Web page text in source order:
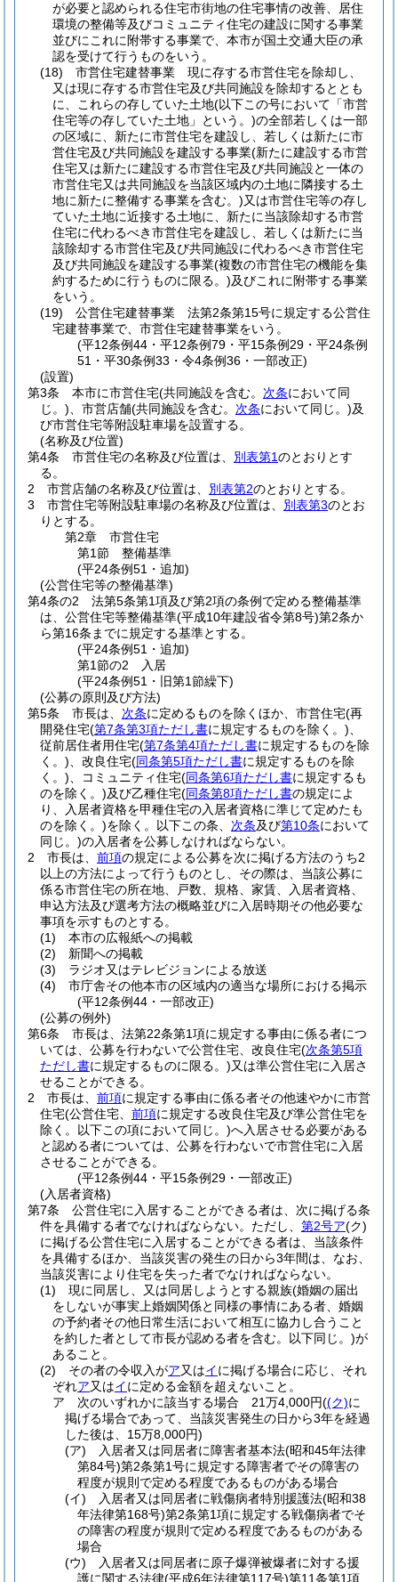
が必要と認められる住宅市街地の住宅事情の改善、居住
環境の整備等及びコミュニティ住宅の建設に関する事業
並びにこれに附帯する事業で、本市が国土交通大臣の承
認を受けて行うものをいう。
(18)
市営住宅建替事業 現に存する市営住宅を除却し、
又は現に存する市営住宅及び共同施設を除却するととも
に、これらの存していた土地(以下この号において「市営
住宅等の存していた土地」という。)の全部若しくは一部
の区域に、新たに市営住宅を建設し、若しくは新たに市
営住宅及び共同施設を建設する事業(新たに建設する市営
住宅又は新たに建設する市営住宅及び共同施設と一体の
市営住宅又は共同施設を当該区域内の土地に隣接する土
地に新たに整備する事業を含む。)又は市営住宅等の存し
ていた土地に近接する土地に、新たに当該除却する市営
住宅に代わるべき市営住宅を建設し、若しくは新たに当
該除却する市営住宅及び共同施設に代わるべき市営住宅
及び共同施設を建設する事業(複数の市営住宅の機能を集
約するために行うものに限る。)及びこれに附帯する事業
をいう。
(19)
公営住宅建替事業 法第2条第15号に規定する公営住
宅建替事業で、市営住宅建替事業をいう。
(平12条例44・平12条例79・平15条例29・平24条例
51・平30条例33・令4条例36・一部改正)
(設置)
第3条
本市に市営住宅(共同施設を含む。 次条において同
じ。) 、市営店舗(共同施設を含む。 次条において同じ。)及
び市営住宅等附設駐車場を設置する。
(名称及び位置)
第4条
市営住宅の名称及び位置は、 別表第1のとおりとす
る。
2
市営店舗の名称及び位置は、 別表第2のとおりとする。
3
市営住宅等附設駐車場の名称及び位置は、 別表第3のとお
りとする。
第2章
市営住宅
第1節
整備基準
(平24条例51・追加)
(公営住宅等の整備基準)
第4条の2
法第5条第1項及び第2項の条例で定める整備基準
は、公営住宅等整備基準(平成10年建設省令第8号)第2条か
ら第16条までに規定する基準とする。
(平24条例51・追加)
第1節の2
入居
(平24条例51・旧第1節繰下)
(公募の原則及び方法)
第5条
市長は、 次条に定めるものを除くほか、市営住宅(再
開発住宅(第7条第3項ただし書に規定するものを除く。)
従前居住者用住宅(第7条第4項ただし書に規定するものを除
く。) 、改良住宅(同条第5項ただし書に規定するものを除
く。) 、コミュニティ住宅(同条第6項ただし書に規定するも
のを除く。)及び乙種住宅(同条第8項ただし書の規定によ
り、入居者資格を甲種住宅の入居者資格に準じて定めたも
のを除く。)を除く。以下この条、 次条及び第10条において
同じ。)の入居者を公募しなければならない。
2
市長は、 前項の規定による公募を次に掲げる方法のうち2
以上の方法によって行うものとし、その際は、当該公募に
係る市営住宅の所在地、戸数、規格、家賃、入居者資格、
申込方法及び選考方法の概略並びに入居時期その他必要な
事項を示すものとする。
(1)
本市の広報紙への掲載
(2)
新聞への掲載
(3)
ラジオ又はテレビジョンによる放送
(4)
市庁舎その他本市の区域内の適当な場所における掲示
(平12条例44・一部改正)
(公募の例外)
第6条
市長は、法第22条第1項に規定する事由に係る者につ
いては、公募を行わないで公営住宅、改良住宅(次条第5項
ただし書に規定するものに限る。)又は準公営住宅に入居さ
せることができる。
2
市長は、 前項に規定する事由に係る者その他速やかに市営
住宅(公営住宅、 前項に規定する改良住宅及び準公営住宅を
除く。以下この項において同じ。)へ入居させる必要がある
と認める者については、公募を行わないで市営住宅に入居
させることができる。
(平12条例44・平15条例29・一部改正)
(入居者資格)
第7条
公営住宅に入居することができる者は、次に掲げる条
件を具備する者でなければならない。 ただし、 第2号ア(ク)
に掲げる公営住宅に入居することができる者は、当該条件
を具備するほか、当該災害の発生の日から3年間は、なお、
当該災害により住宅を失った者でなければならない。
(1)
現に同居し、又は同居しようとする親族(婚姻の届出
をしないが事実上婚姻関係と同様の事情にある者、婚姻
の予約者その他日常生活において相互に協力し合うこと
を約した者として市長が認める者を含む。以下同じ。)が
あること。
(2)
その者の令収入がア又はイに掲げる場合に応じ、それ
ぞれア又はイに定める金額を超えないこと。
ア
次のいずれかに該当する場合 21万4,000円((ク)に
掲げる場合であって、当該災害発生の日から3年を経過
した後は、15万8,000円)
(ア)
入居者又は同居者に障害者基本法(昭和45年法律
第84号)第2条第1号に規定する障害者でその障害の
程度が規則で定める程度であるものがある場合
(イ)
入居者又は同居者に戦傷病者特別援護法(昭和38
年法律第168号)第2条第1項に規定する戦傷病者でそ
の障害の程度が規則で定める程度であるものがある
場合
(ウ)
入居者又は同居者に原子爆弾被爆者に対する援
護に関する法律(平成6年法律第117号)第11条第1項